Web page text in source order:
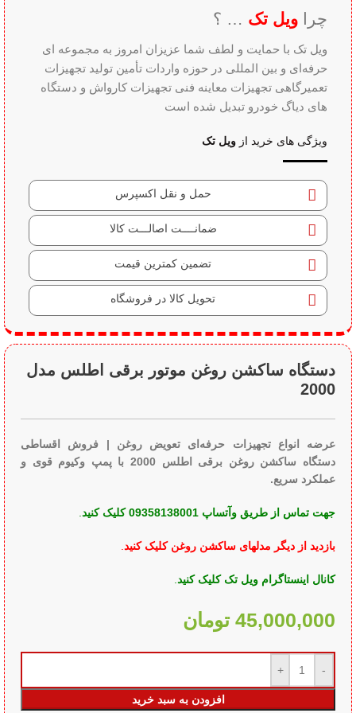
دستگاه ساکشن روغن موتور برقی اطلس مدل
2000
عرضه انواع تجهیزات حرفه‌ای تعویض روغن | فروش اقساطی
دستگاه ساکشن روغن برقی اطلس 2000 با پمپ وکیوم قوی و
عملکرد سریع.
جهت تماس از طریق وآتساپ 09358138001 کلیک کنید
بازدید از دیگر مدلهای ساکشن روغن کلیک کنید
کانال اینستاگرام ویل تک کلیک کنید
45,000,000 تومان
افزودن به سبد خرید
چرا ویل تک … ؟
ویل تک با حمایت و لطف شما عزیزان امروز به مجموعه ای
حرفه‌ای و بین‌ المللی در حوزه واردات تأمین تولید تجهیزات
تعمیرگاهی تجهیزات معاینه فنی تجهیزات کارواش و دستگاه
های دیاگ خودرو تبدیل شده است
ویژگی های خرید از ویل تک
حمل و نقل اکسپرس
ضمانــــت اصالـــت کالا
تضمین کمترین قیمت
تحویل کالا در فروشگاه